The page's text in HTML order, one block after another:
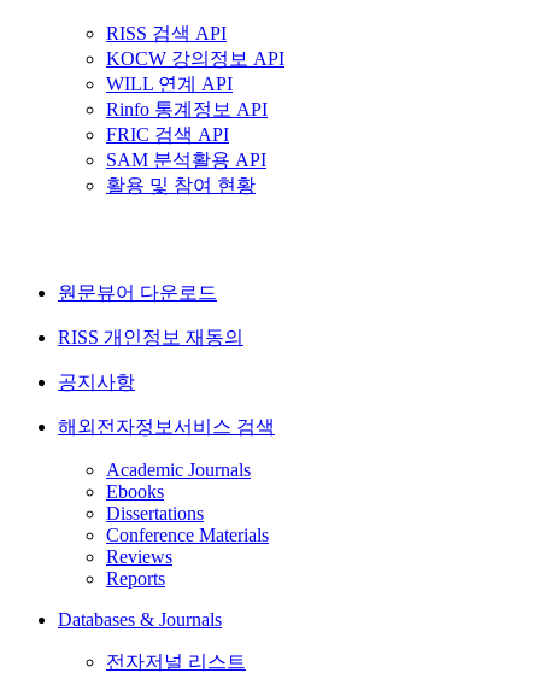
RISS 검색 API
KOCW 강의정보 API
WILL 연계 API
Rinfo 통계정보 API
FRIC 검색 API
SAM 분석활용 API
활용 및 참여 현황
원문뷰어 다운로드
RISS 개인정보 재동의
공지사항
해외전자정보서비스 검색
Academic Journals
Ebooks
Dissertations
Conference Materials
Reviews
Reports
Databases & Journals
전자저널 리스트